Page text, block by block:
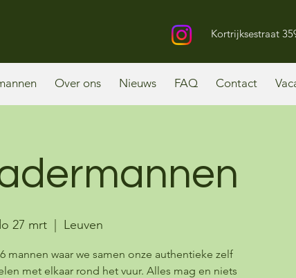
Kortrijksestraat
Over ons Nieuws FAQ Contact
27 mrt Leuven
mannen waar we samen onze authentieke zelf
met elkaar rond het vuur. Alles mag en niets